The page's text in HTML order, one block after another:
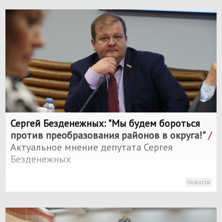
Сергей Безденежных: "Мы будем бороться
против преобразования районов в округа!"/
Актуальное мнение депутата Сергея
Безденежных
Новости